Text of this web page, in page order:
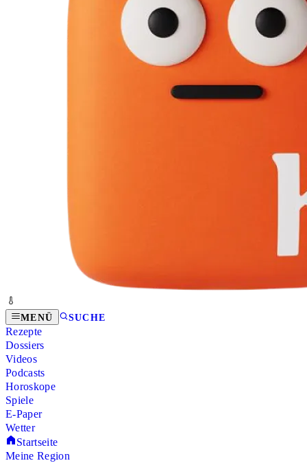
MENÜ SUCHE
Rezepte
Dossiers
Videos
Podcasts
Horoskope
Spiele
E-Paper
Wetter
Startseite
Meine Region